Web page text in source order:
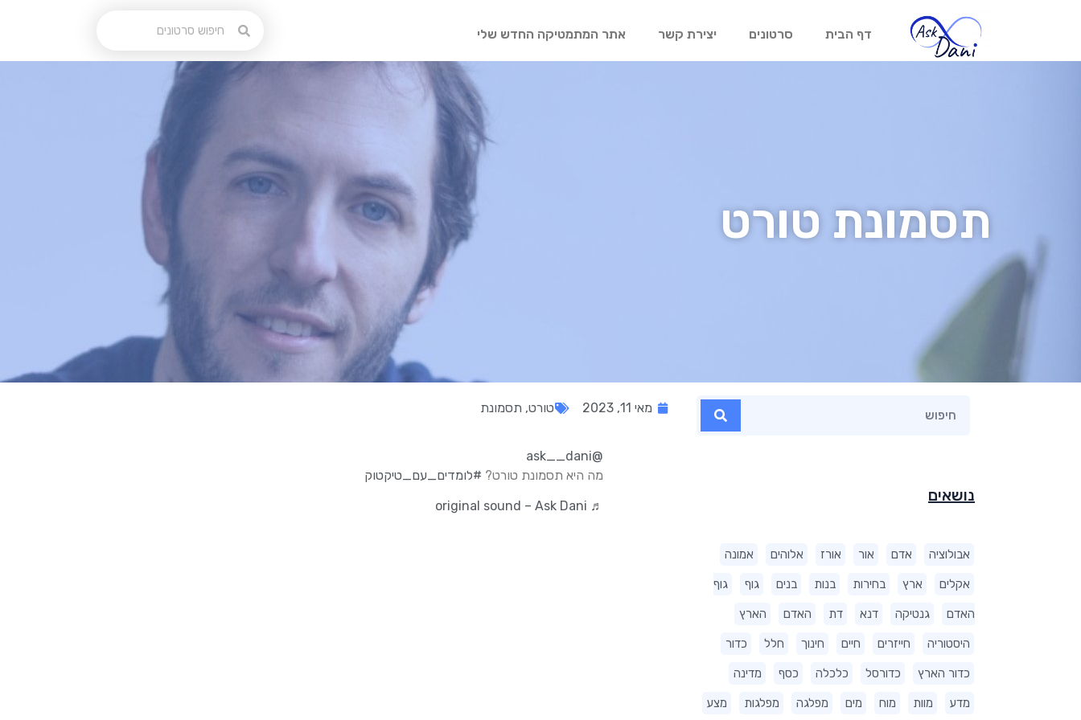
דף הבית סרטונים יצירת קשר אתר המתמטיקה החדש שלי
תסמונת טורט
נושאים
אבולוציה אדם אור אורז אלוהים אמונה
אקלים ארץ בחירות בנות בנים גוף גוף
האדם גנטיקה דנא דת האדם הארץ
היסטוריה חייזרים חיים חינוך חלל כדור
כדור הארץ כדורסל כלכלה כסף מדינה
מדע מוות מוח מים מפלגה מפלגות מצע
מאי 11, 2023 טורט, תסמונת
@ask__dani
מה היא תסמונת טורט? #לומדים_עם_טיקטוק
♬ original sound – Ask Dani